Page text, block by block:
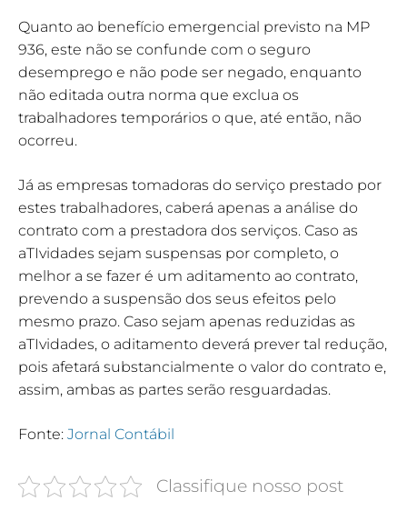
Quanto ao benefício emergencial previsto na MP
936, este não se confunde com o seguro
desemprego e não pode ser negado, enquanto
não editada outra norma que exclua os
trabalhadores temporários o que, até então, não
ocorreu.
Já as empresas tomadoras do serviço prestado por
estes trabalhadores, caberá apenas a análise do
contrato com a prestadora dos serviços. Caso as
aTIvidades sejam suspensas por completo, o
melhor a se fazer é um aditamento ao contrato,
prevendo a suspensão dos seus efeitos pelo
mesmo prazo. Caso sejam apenas reduzidas as
aTIvidades, o aditamento deverá prever tal redução,
pois afetará substancialmente o valor do contrato e,
assim, ambas as partes serão resguardadas.
Fonte: Jornal Contábil
Classifique nosso post